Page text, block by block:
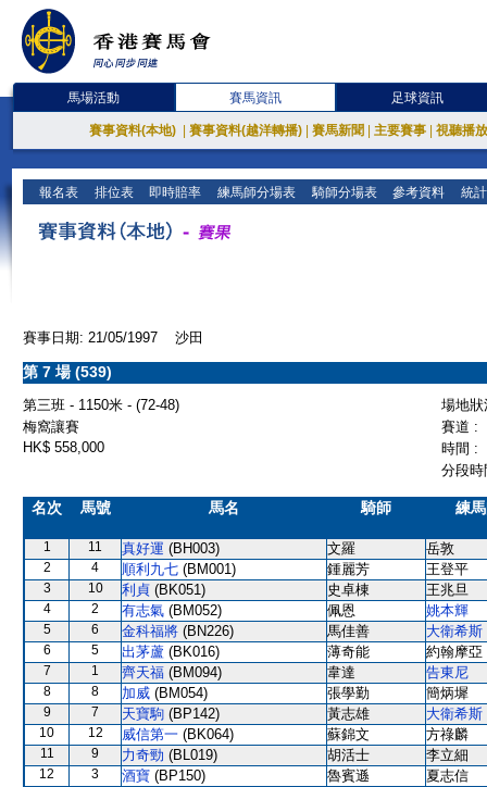
馬場活動 賽馬資訊 足球資訊
賽事資料(本地) 賽事資料(越洋轉播) 賽馬新聞 主要賽事 視聽播
報名表 排位表 即時賠率 練馬師分場表 騎師分場表 參考資料 統
賽事日期: 21/05/1997 沙田
第 7 場 (539)
第三班 - 1150米 - (72-48)
場地
梅窩讓賽
賽道 :
HK$ 558,000
時間 :
分段
名次 馬號 馬名 騎師 練
1 11 真好運 (BH003) 文羅 岳敦
2 4 順利九七 (BM001) 鍾麗芳 王登平
3 10 利貞 (BK051) 史卓棟 王兆旦
4 2 有志氣 (BM052) 佩恩 姚本輝
5 6 金科福將 (BN226) 馬佳善 大衛希斯
6 5 出茅蘆 (BK016) 薄奇能 約翰摩亞
7 1 齊天福 (BM094) 韋達 告東尼
8 8 加威 (BM054) 張學勤 簡炳墀
9 7 天寶駒 (BP142) 黃志雄 大衛希斯
10 12 威信第一 (BK064) 蘇錦文 方祿麟
11 9 力奇勁 (BL019) 胡活士 李立細
12 3 酒寶 (BP150) 魯賓遜
夏志信